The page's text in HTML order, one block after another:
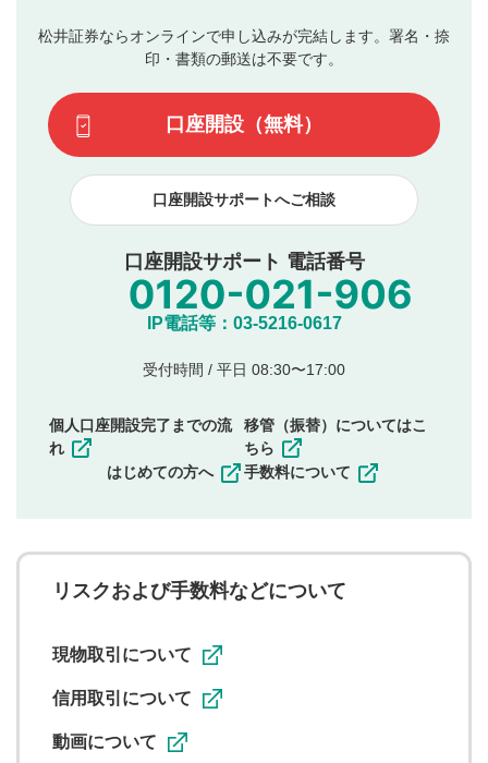
3
動画の評価
です）
評価およびコメントは当社にて審査のうえ、掲載となり
ます。掲載されるまでに日数がかかる場合や掲載されない
てはお答えできません。各動画コンテンツへの掲載をもっ
て結果のご連絡といたします。ご了承ください。
下記の項目に該当すると判断された投稿内容は、掲載を
見合わせる場合がございます。
本動画コンテンツとは無関係の内容の投稿
他者への誹謗中傷や差別的表現投稿
公序良俗に反する内容の投稿
氏名、住所、電話番号など個人を特定できる情報の
他のサイトへの誘導や営利目的、広告・宣伝を目
他者の権利（商標、著作権、その他の知的財産
その他当社が不適切と判断した投稿
一度投稿した評価およびコメントの変更・削除はできま
ことを承諾したものとします。また、利用者は、コメント
に関する著作者人格権を行使しないことに同意します。利
用者が投稿したコメントは、当社サービスの広告・宣伝、
ることがあります。
松井証券ならオンラインで申し込みが完結します。署名・捺
印・書類の郵送は不要です。
口座開設（無料）
口座開設サポートへご相談
口座開設サポート 電話番号
IP電話等：03-5216-0617
受付時間 / 平日 08:30〜17:00
個人口座開設完了までの流
れ
はじめての方へ
移管（振替）についてはこ
ちら
手数料について
リスクおよび手数料などについて
現物取引について
信用取引について
動画について